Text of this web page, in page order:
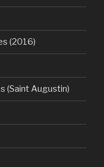
(2016)
(Saint Augustin)